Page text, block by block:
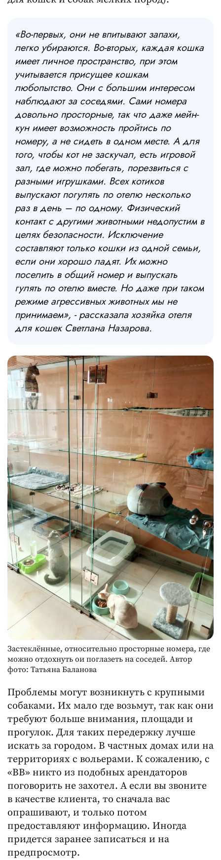
«Во-первых, они не впитывают запахи,
легко убираются. Во-вторых, каждая кошка
имеет личное пространство, при этом
учитывается присущее кошкам
любопытство. Они с большим интересом
наблюдают за соседями. Сами номера
довольно просторные, так что даже мейн-
кун имеет возможность пройтись по
номеру, а не сидеть в одном месте. А для
того, чтобы кот не заскучал, есть игровой
зал, где можно побегать, порезвиться с
разными игрушками. Всех котиков
выпускают погулять по отелю несколько
раз в день – по одному. Физический
контакт с другими животными недопустим в
целях безопасности. Исключение
составляют только кошки из одной семьи,
если они хорошо ладят. Их можно
поселить в общий номер и выпускать
гулять по отелю вместе. Но даже при таком
режиме агрессивных животных мы не
принимаем», - рассказала хозяйка отеля
для кошек Светлана Назарова.
Застеклённые, относительно просторные номера, где
можно отдохнуть ои поглазеть на соседей. Автор
фото: Татьяна Баланова
Проблемы могут возникнуть с крупными
собаками. Их мало где возьмут, так как они
требуют больше внимания, площади и
прогулок. Для таких передержку лучше
искать за городом. В частных домах или на
территориях с вольерами. К сожалению, с
«ВВ» никто из подобных арендаторов
поговорить не захотел. А если вы звоните
в качестве клиента, то сначала вас
опрашивают, и только потом
предоставляют информацию. Иногда
придется заранее записаться и на
предпросмотр.